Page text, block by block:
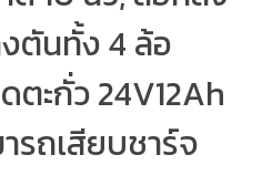
ตันทั้ง 4 ล้อ
ตะกั่ว 24V12Ah
รถเสียบชาร์จ